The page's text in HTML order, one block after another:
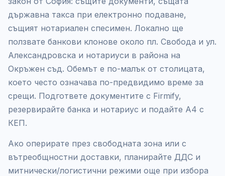
държавна такса при електронно подаване,
същият нотариален спесимен. Локално ще
ползвате банкови клонове около пл. Свобода и ул.
Александровска и нотариуси в района на
Окръжен съд. Обемът е по-малък от столицата,
което често означава по-предвидимо време за
срещи. Подгответе документите с Firmify,
резервирайте банка и нотариус и подайте А4 с
КЕП.
Ако оперирате през свободната зона или с
вътреобщностни доставки, планирайте ДДС и
митнически/логистични режими още при избора